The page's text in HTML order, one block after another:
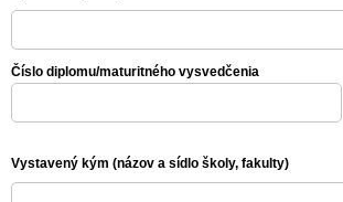
Číslo diplomu/maturitného vysvedčenia
Vystavený kým (názov a sídlo školy, fakulty)